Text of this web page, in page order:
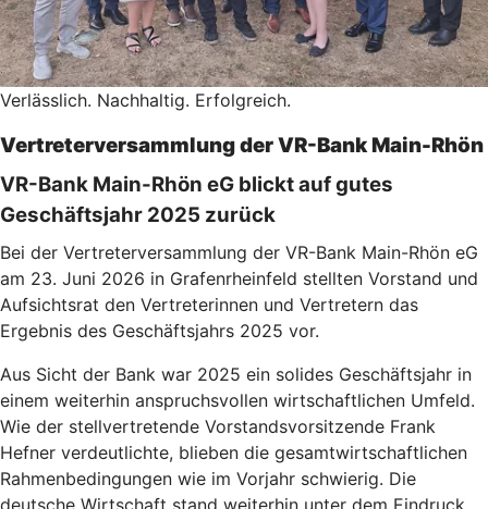
Verlässlich. Nachhaltig. Erfolgreich.
Vertreterversammlung der VR-Bank Main-Rhön
VR-Bank Main-Rhön eG blickt auf gutes
Geschäftsjahr 2025 zurück
Bei der Vertreterversammlung der VR-Bank Main-Rhön eG
am 23. Juni 2026 in Grafenrheinfeld stellten Vorstand und
Aufsichtsrat den Vertreterinnen und Vertretern das
Ergebnis des Geschäftsjahrs 2025 vor.
Aus Sicht der Bank war 2025 ein solides Geschäftsjahr in
einem weiterhin anspruchsvollen wirtschaftlichen Umfeld.
Wie der stellvertretende Vorstandsvorsitzende Frank
Hefner verdeutlichte, blieben die gesamtwirtschaftlichen
Rahmenbedingungen wie im Vorjahr schwierig. Die
deutsche Wirtschaft stand weiterhin unter dem Eindruck